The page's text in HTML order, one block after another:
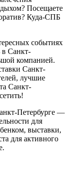
Посещаете
Куда-СПБ
событиях
в Санкт-
компанией.
Санкт-
лучшие
Санкт-
Петербурге —
для
выставки,
для активного